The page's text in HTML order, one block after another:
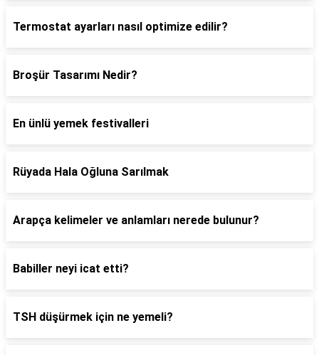
Termostat ayarları nasıl optimize edilir?
Broşür Tasarımı Nedir?
En ünlü yemek festivalleri
Rüyada Hala Oğluna Sarılmak
Arapça kelimeler ve anlamları nerede bulunur?
Babiller neyi icat etti?
TSH düşürmek için ne yemeli?